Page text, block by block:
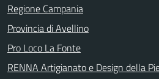
Regione Campania
Provincia di Avellino
Pro Loco La Fonte
RENNA Artigianato e Design della